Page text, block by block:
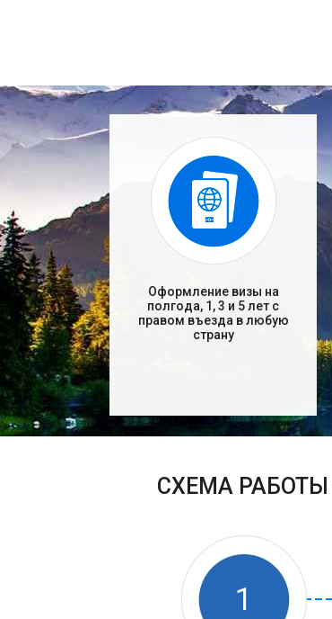
Оформление визы на
полгода, 1, 3 и 5 лет с
правом въезда в любую
страну
СХЕМА РАБОТЫ
1